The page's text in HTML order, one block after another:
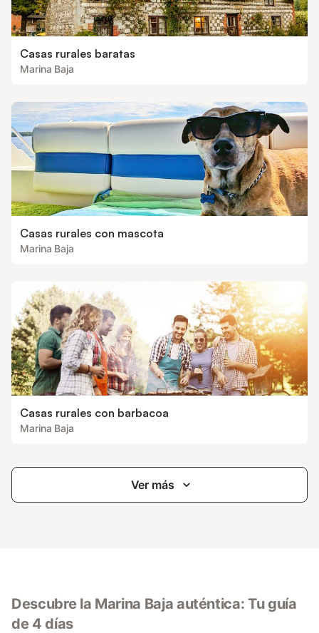
Casas rurales baratas
Marina Baja
Casas rurales con mascota
Marina Baja
Casas rurales con barbacoa
Marina Baja
Ver más
Descubre la Marina Baja auténtica: Tu guía
de 4 días